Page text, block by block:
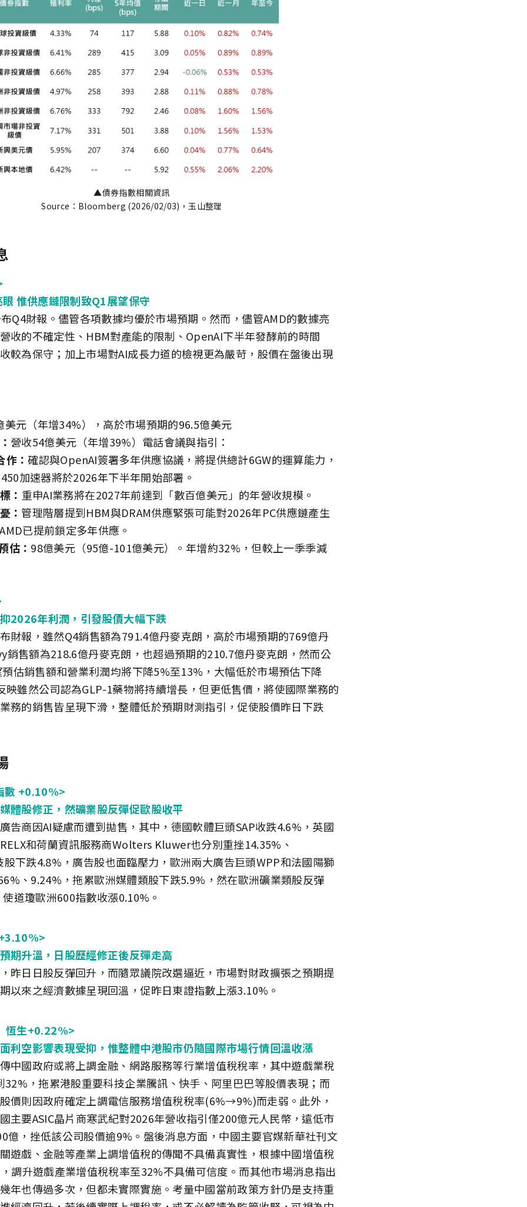
▲債券指數相關資訊
Source：Bloomberg (2026/02/03)，玉山整理
惟供應鏈限制致Q1展望保守
Q4財報。儘管各項數據均優於市場預期。然而，儘管AMD的數據亮
收的不確定性、HBM對產能的限制、OpenAI下半年發酵前的時間
較為保守；加上市場對AI成長力道的檢視更為嚴苛，股價在盤後出現
美元（年增34%），高於市場預期的96.5億美元
營收54億美元（年增39%）電話會議與指引：
作：確認與OpenAI簽署多年供應協議，將提供總計6GW的運算能力，
加速器將於2026年下半年開始部署。
： 重申AI業務將在2027年前達到「數百億美元」的年營收規模。
： 管理階層提到HBM與DRAM供應緊張可能對2026年PC供應鏈產生
已提前鎖定多年供應。
估： 98億美元（95億-101億美元）。年增約32%，但較上一季季減
2026年利潤，引發股價大幅下跌
財報，雖然Q4銷售額為791.4億丹麥克朗，高於市場預期的769億丹
銷售額為218.6億丹麥克朗，也超過預期的210.7億丹麥克朗，然而公
估銷售額和營業利潤均將下降5%至13%，大幅低於市場預估下降
映雖然公司認為GLP-1藥物將持續增長，但更低售價，將使國際業務的
務的銷售皆呈現下滑，整體低於預期財測指引，促使股價昨日下跌
數 +0.10%>
體股修正，然礦業股反彈促歐股收平
告商因AI疑慮而遭到拋售，其中，德國軟體巨頭SAP收跌4.6%，英國
和荷蘭資訊服務商Wolters Kluwer也分別重挫14.35%、
下跌4.8%，廣告股也面臨壓力，歐洲兩大廣告巨頭WPP和法國陽獅
、9.24%，拖累歐洲媒體類股下跌5.9%，然在歐洲礦業類股反彈
道瓊歐洲600指數收漲0.10%。
期升溫，日股歷經修正後反彈走高
昨日日股反彈回升，而隨眾議院改選逼近，市場對財政擴張之預期提
以來之經濟數據呈現回溫，促昨日東證指數上漲3.10%。
生+0.22%>
利空影響表現受抑，惟整體中港股市仍隨國際市場行情回溫收漲
中國政府或將上調金融、網路服務等行業增值稅稅率，其中遊戲業稅
32%，拖累港股重要科技企業騰訊、快手、阿里巴巴等股價表現；而
價則因政府確定上調電信服務增值稅稅率(6%→9%)而走弱。此外，
主要ASIC晶片商寒武紀對2026年營收指引僅200億元人民幣，遠低市
億，挫低該公司股價逾9%。盤後消息方面，中國主要官媒新華社刊文
遊戲、金融等產業上調增值稅的傳聞不具備真實性，根據中國增值稅
調升遊戲產業增值稅稅率至32%不具備可信度。而其他市場消息指出
年也傳過多次，但都未實際實施。考量中國當前政策方針仍是支持重